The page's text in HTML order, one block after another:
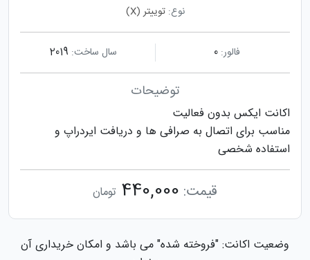
نوع: توییتر (X)
فالور: سال ساخت:
توضیحات
اکانت ایکس بدون فعالیت
مناسب برای اتصال به صرافی ها و دریافت ایردراپ و
استفاده شخصی
قیمت: 440,000 تومان
وضعیت اکانت: "فروخته شده" می باشد و امکان خریداری آن